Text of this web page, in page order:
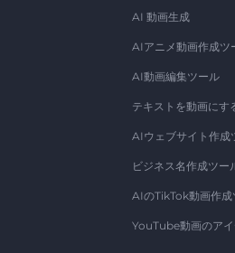
AI 動画生成
AIアニメ動画作成ツ
AI動画編集ツール
テキストを動画にす
AIウェブサイト作成
ビジネス名作成ツー
AIのTikTok動画作成
YouTube動画のア